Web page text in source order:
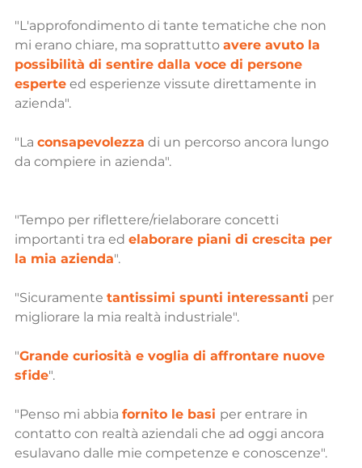
"L'approfondimento di tante tematiche che non
mi erano chiare, ma soprattutto avere avuto la
possibilità di sentire dalla voce di persone
esperte ed esperienze vissute direttamente in
azienda".
"La consapevolezza di un percorso ancora lungo
da compiere in azienda".
"Tempo per riflettere/rielaborare concetti
importanti tra ed elaborare piani di crescita per
la mia azienda".
"Sicuramente tantissimi spunti interessanti per
migliorare la mia realtà industriale".
"Grande curiosità e voglia di affrontare nuove
sfide".
"Penso mi abbia fornito le basi per entrare in
contatto con realtà aziendali che ad oggi ancora
esulavano dalle mie competenze e conoscenze".